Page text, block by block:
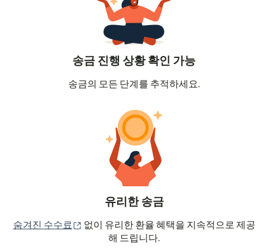
송금 진행 상황 확인 가능
송금의 모든 단계를 추적하세요.
유리한 송금
숨겨진 수수료 (새 창에서 열림)
없이 유리한 환율 혜택을 지속적으로 제공
해 드립니다.